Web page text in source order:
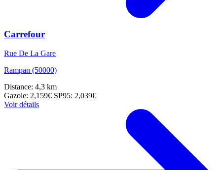
Carrefour
Rue De La Gare
Rampan (50000)
Distance: 4,3 km
Gazole: 2,159€ SP95: 2,039€
Voir détails